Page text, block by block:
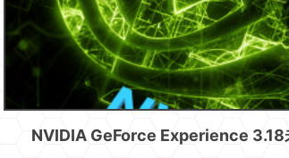
NVIDIA GeForce Experience 3.18